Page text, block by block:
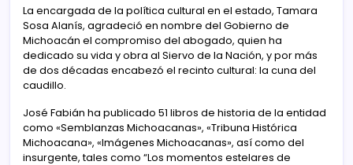
La encargada de la política cultural en el estado, Tamara
Sosa Alanís, agradeció en nombre del Gobierno de
Michoacán el compromiso del abogado, quien ha
dedicado su vida y obra al Siervo de la Nación, y por más
de dos décadas encabezó el recinto cultural: la cuna del
caudillo.
José Fabián ha publicado 51 libros de historia de la entidad
como «Semblanzas Michoacanas», «Tribuna Histórica
Michoacana», «Imágenes Michoacanas», así como del
insurgente, tales como “Los momentos estelares de